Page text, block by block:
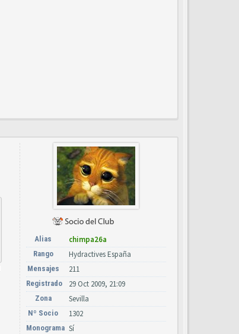
Alias chimpa26a
Rango Hydractives España
Mensajes 211
Registrado 29 Oct 2009, 21:09
Zona Sevilla
Nº Socio 1302
Monograma Sí